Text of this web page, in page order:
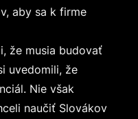
aby sa k firme
že musia budovať
uvedomili, že
Nie však
naučiť Slovákov